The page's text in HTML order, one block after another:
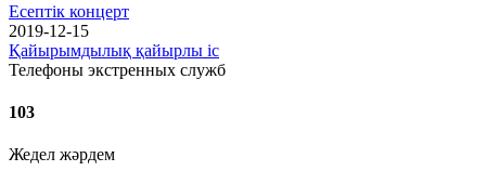
Есептік концерт
2019-12-15
Қайырымдылық қайырлы іс
Телефоны экстренных служб
103
Жедел жәрдем